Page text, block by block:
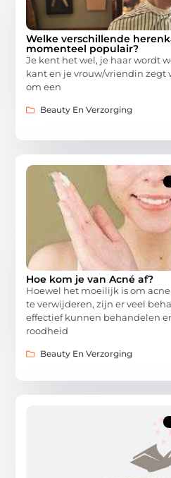
Welke verschillende
momenteel populair?
Je kent het wel, je haar wordt
kant en je vrouw/vriendin zegt
om een
Beauty En Verzorging
Hoe kom je van Acné af?
Hoewel het moeilijk is om
te verwijderen, zijn er veel
effectief kunnen behandelen
roodheid
Beauty En Verzorging